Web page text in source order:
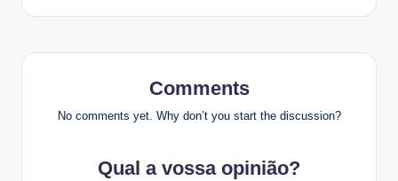
Comments
No comments yet. Why don’t you start the discussion?
Qual a vossa opinião?